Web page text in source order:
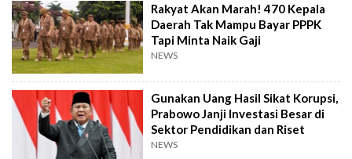
Rakyat Akan Marah! 470 Kepala
Daerah Tak Mampu Bayar PPPK
Tapi Minta Naik Gaji
NEWS
Gunakan Uang Hasil Sikat Korupsi,
Prabowo Janji Investasi Besar di
Sektor Pendidikan dan Riset
NEWS